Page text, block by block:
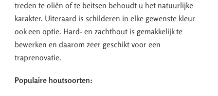
treden te oliën of te beitsen behoudt u het natuurlijke
karakter. Uiteraard is schilderen in elke gewenste kleur
ook een optie. Hard- en zachthout is gemakkelijk te
bewerken en daarom zeer geschikt voor een
traprenovatie.
Populaire houtsoorten: